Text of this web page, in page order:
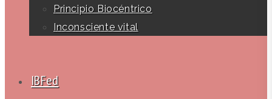
Principio Biocéntrico
Inconsciente vital
IBFed